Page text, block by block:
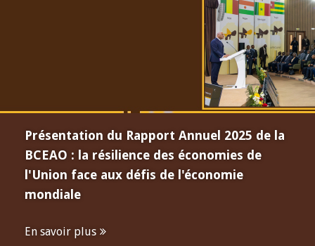
Présentation du Rapport Annuel 2025 de la
BCEAO : la résilience des économies de
l'Union face aux défis de l'économie
mondiale
En savoir plus